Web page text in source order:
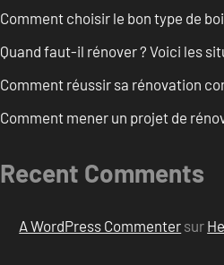
Comment choisir le bon type de
Quand faut-il rénover ? Voici les
Comment réussir sa rénovation
Comment mener un projet de
Recent Comments
A WordPress Commenter sur